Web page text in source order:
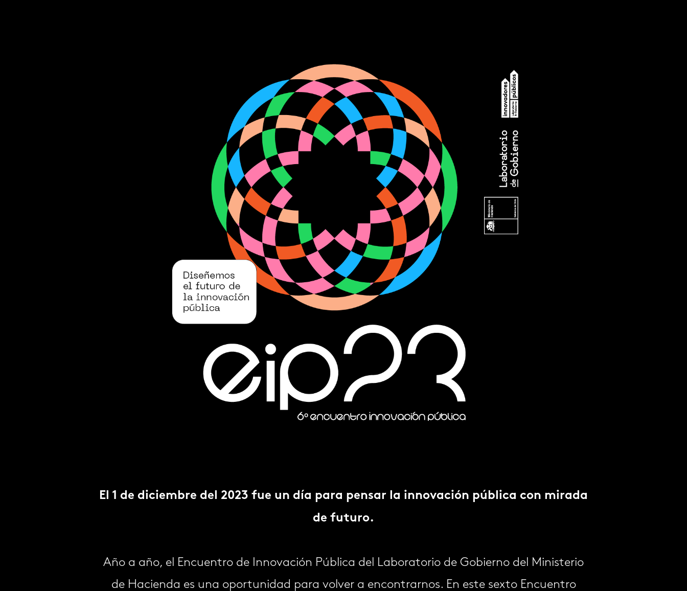
El 1 de diciembre del 2023 fue un día para pensar la innovación pública con mirada
de futuro.
Año a año, el Encuentro de Innovación Pública del Laboratorio de Gobierno del Ministerio
de Hacienda es una oportunidad para volver a encontrarnos. En este sexto Encuentro